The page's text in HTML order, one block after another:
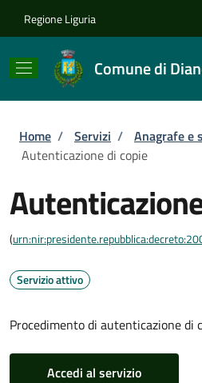
Regione Liguria
Comune di
Briciole di pane
Home / Servizi / Anagrafe e
Autenticazione di copie
(
Servizio attivo
Procedimento di autenticazione di
Accedi al servizio